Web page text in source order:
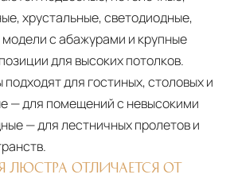
хрустальные, светодиодные,
с абажурами и крупные
для высоких потолков.
для гостиных, столовых и
— для помещений с невысокими
— для лестничных пролетов и
ЛЮСТРА ОТЛИЧАЕТСЯ ОТ